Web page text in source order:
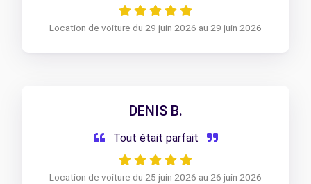
Location de voiture du 29 juin 2026 au 29 juin 2026
DENIS B.
Tout était parfait
Location de voiture du 25 juin 2026 au 26 juin 2026